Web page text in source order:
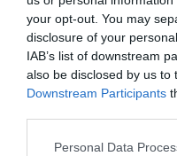
your opt-out. You may
disclosure of your
IAB’s list of downstream
also be disclosed by us to
Downstream Participants
Personal Data
ianuarie, 6 ianuarie,
mai, 2 iunie, 15
decembrie, 26
localităţii unde
Sfântul Petru şi Pavel).